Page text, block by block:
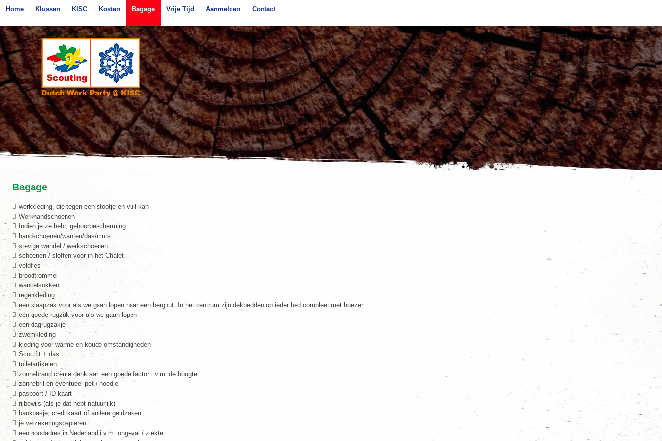
Home Klussen KISC Kosten Bagage Vrije Tijd Aanmelden Contact
Bagage
werkkleding, die tegen een stootje en vuil kan
Werkhandschoenen
Indien je ze hebt, gehoorbescherming
handschoenen/wanten/das/muts
stevige wandel / werkschoenen
schoenen / sloffen voor in het Chalet
veldfles
broodtrommel
wandelsokken
regenkleding
een slaapzak voor als we gaan lopen naar een berghut. In het centrum zijn dekbedden op ieder bed compleet met hoezen
een goede rugzak voor als we gaan lopen
een dagrugzakje
zwemkleding
kleding voor warme en koude omstandigheden
Scoutfit + das
toiletartikelen
zonnebrand crème denk aan een goede factor i.v.m. de hoogte
zonnebril en eventueel pet / hoedje
paspoort / ID kaart
rijbewijs (als je dat hebt natuurlijk)
bankpasje, creditkaart of andere geldzaken
je verzekeringspapieren
een noodadres in Nederland i.v.m. ongeval / ziekte